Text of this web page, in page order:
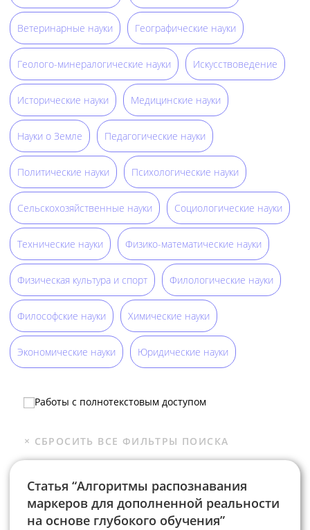
Ветеринарные науки Географические науки
Геолого-минералогические науки Искусствоведение
Исторические науки Медицинские науки
Науки о Земле Педагогические науки
Политические науки Психологические науки
Сельскохозяйственные науки Социологические науки
Технические науки Физико-математические науки
Физическая культура и спорт Филологические науки
Философские науки Химические науки
Экономические науки Юридические науки
Работы с полнотекстовым доступом
Статья “Алгоритмы распознавания
маркеров для дополненной реальности
на основе глубокого обучения”